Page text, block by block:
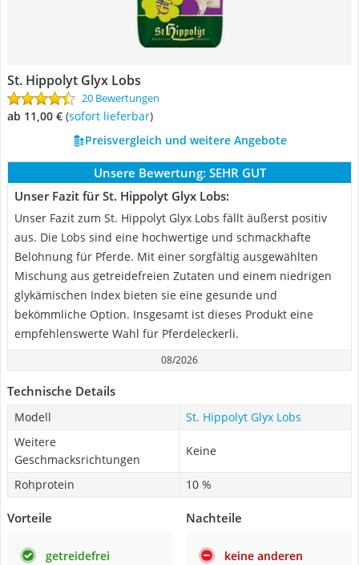
St. Hippolyt Glyx Lobs
20 Bewertungen
ab 11,00 € ( Sofort lieferbar)
Preisvergleich und weitere Angebote
Unsere Bewertung: SEHR GUT
Unser Fazit für St. Hippolyt Glyx Lobs:
Unser Fazit zum St. Hippolyt Glyx Lobs fällt äußerst positiv
aus. Die Lobs sind eine hochwertige und schmackhafte
Belohnung für Pferde. Mit einer sorgfältig ausgewählten
Mischung aus getreidefreien Zutaten und einem niedrigen
glykämischen Index bieten sie eine gesunde und
bekömmliche Option. Insgesamt ist dieses Produkt eine
empfehlenswerte Wahl für Pferdeleckerli.
08/2026
Technische Details
Modell
St. Hippolyt Glyx Lobs
Weitere
Geschmacksrichtungen
Keine
Rohprotein 10 %
Vorteile
getreidefrei
Nachteile
keine anderen